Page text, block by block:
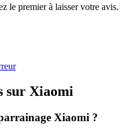
le premier à laisser votre avis.
sur Xiaomi
Xiaomi ?